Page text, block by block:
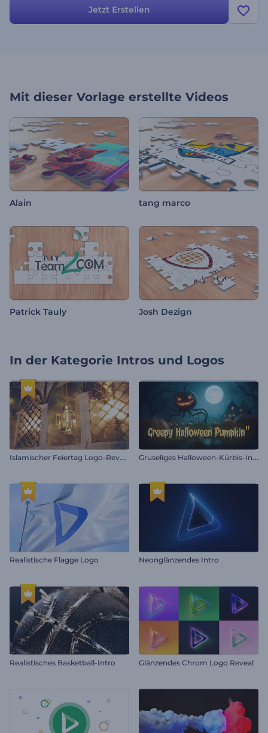
diese Vorlage und erfreuen Sie noch heute Ihr Publikum!
Jetzt Erstellen
Mit dieser Vorlage erstellte Videos
Alain tang marco
Patrick Tauly Josh Dezign
In der Kategorie Intros und Logos
I
slamischer Feiertag Logo-Reveal G
ruseliges Halloween-Kürbis-Intro
Realistische Flagge Logo Neonglänzendes Intro
Realistisches Basketball-Intro Glänzendes Chrom Logo Reveal